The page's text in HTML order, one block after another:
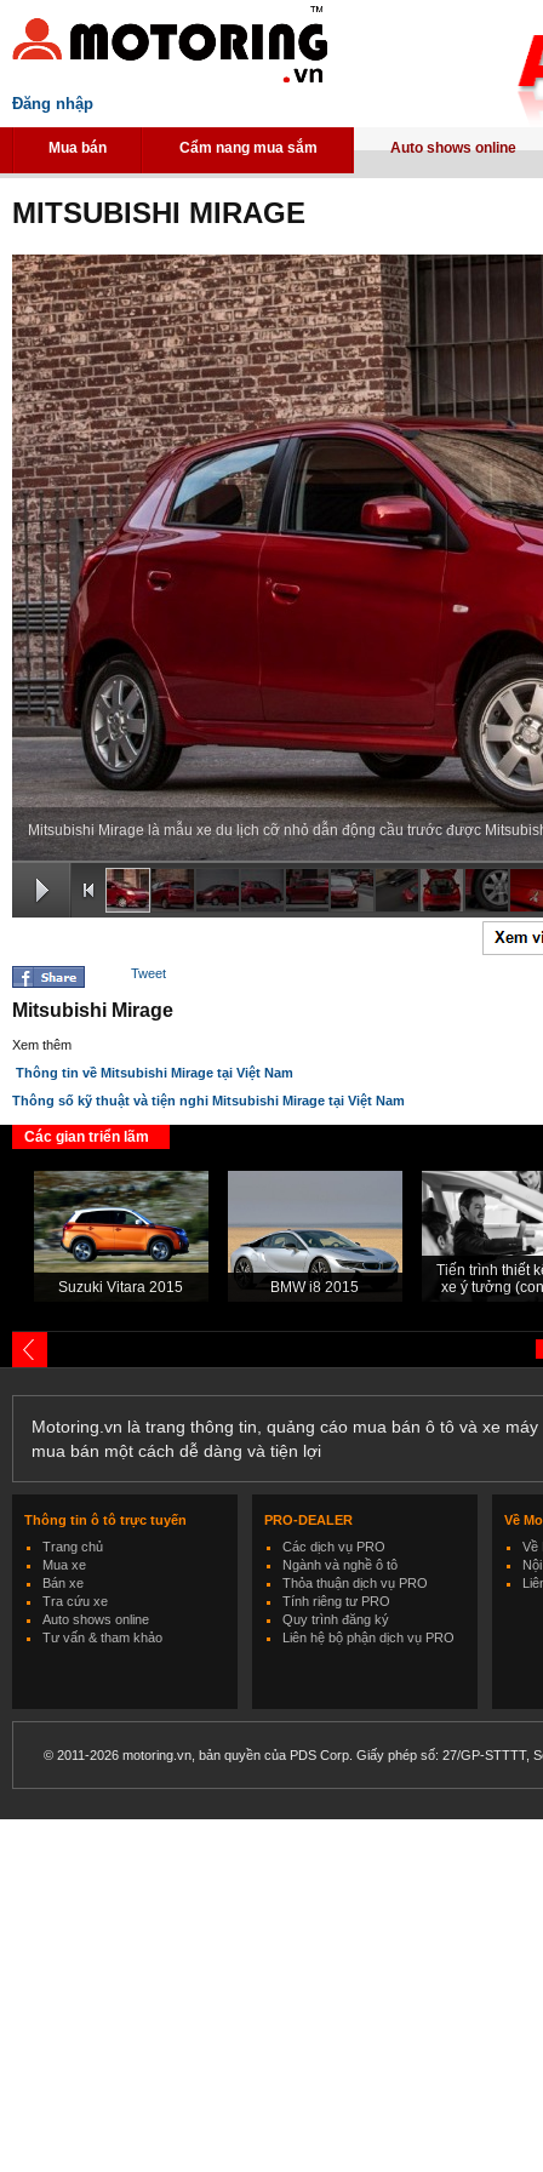
Đăng nhập
Mua bán Cẩm nang mua sắm Auto shows online
MITSUBISHI MIRAGE
Mitsubishi Mirage là mẫu xe du lịch cỡ nhỏ dẫn động cầu trước được
Tweet
Mitsubishi Mirage
Xem thêm
Thông tin về Mitsubishi Mirage tại Việt Nam
Thông số kỹ thuật và tiện nghi Mitsubishi Mirage tại Việt Nam
Các gian triển lãm
Suzuki Vitara 2015 BMW i8 2015
Tiến trình thiết
xe ý tưởng
Motoring.vn là trang thông tin, quảng cáo mua bán ô tô và xe
mua bán một cách dễ dàng và tiện lợi
Thông tin ô tô trực tuyến
Trang chủ
Mua xe
Bán xe
Tra cứu xe
Auto shows online
Tư vấn & tham khảo
PRO-DEALER
Các dịch vụ PRO
Ngành và nghề ô tô
Thỏa thuận dịch vụ PRO
Tính riêng tư PRO
Quy trình đăng ký
Liên hệ bộ phận dịch vụ PRO
Về
Về
© 2011-2026 motoring.vn, bản quyền của PDS Corp. Giấy phép số: 27/GP-STTTT,